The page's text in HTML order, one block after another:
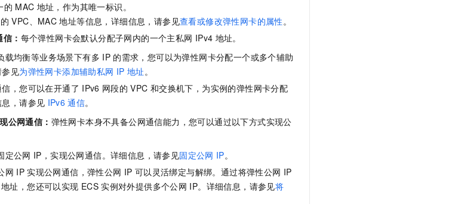
的 MAC 地址，作为其唯一标识。
VPC、MAC 地址等信息，详细信息，请参见查看或修改弹性网卡的属性。
： 每个弹性网卡会默认分配子网内的一个主私网 IPv4 地址。
载均衡等业务场景下有多 IP 的需求，您可以为弹性网卡分配一个或多个辅助
见为弹性网卡添加辅助私网 IP 地址。
，您可以在开通了 IPv6 网段的 VPC 和交换机下，为实例的弹性网卡分配
，请参见 IPv6 通信。
公网通信： 弹性网卡本身不具备公网通信能力，您可以通过以下方式实现公
定公网 IP，实现公网通信。详细信息，请参见固定公网 IP。
网 IP 实现公网通信，弹性公网 IP 可以灵活绑定与解绑。通过将弹性公网 IP
地址，您还可以实现 ECS 实例对外提供多个公网 IP。详细信息，请参见将